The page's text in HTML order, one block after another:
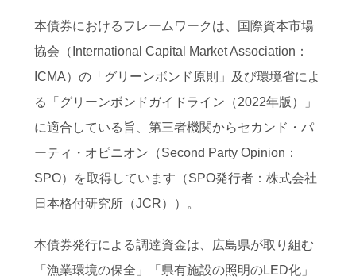
本債券におけるフレームワークは、国際資本市場
協会（International Capital Market Association：
ICMA）の「グリーンボンド原則」及び環境省によ
る「グリーンボンドガイドライン（2022年版）」
に適合している旨、第三者機関からセカンド・パ
ーティ・オピニオン（Second Party Opinion：
SPO）を取得しています（SPO発行者：株式会社
日本格付研究所（JCR））。
本債券発行による調達資金は、広島県が取り組む
「漁業環境の保全」「県有施設の照明のLED化」